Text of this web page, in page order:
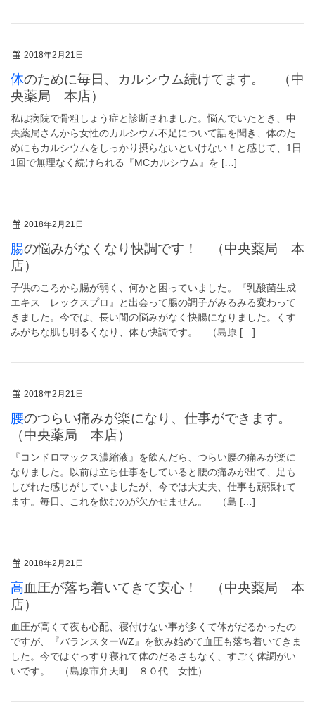
2018年2月21日
体のために毎日、カルシウム続けてます。 （中
央薬局 本店）
私は病院で骨粗しょう症と診断されました。悩んでいたとき、中
央薬局さんから女性のカルシウム不足について話を聞き、体のた
めにもカルシウムをしっかり摂らないといけない！と感じて、1日
1回で無理なく続けられる『MCカルシウム』を […]
2018年2月21日
腸の悩みがなくなり快調です！ （中央薬局 本
店）
子供のころから腸が弱く、何かと困っていました。『乳酸菌生成
エキス レックスプロ』と出会って腸の調子がみるみる変わって
きました。今では、長い間の悩みがなく快腸になりました。くす
みがちな肌も明るくなり、体も快調です。 （島原 […]
2018年2月21日
腰のつらい痛みが楽になり、仕事ができます。
（中央薬局 本店）
『コンドロマックス濃縮液』を飲んだら、つらい腰の痛みが楽に
なりました。以前は立ち仕事をしていると腰の痛みが出て、足も
しびれた感じがしていましたが、今では大丈夫、仕事も頑張れて
ます。毎日、これを飲むのが欠かせません。 （島 […]
2018年2月21日
高血圧が落ち着いてきて安心！ （中央薬局 本
店）
血圧が高くて夜も心配、寝付けない事が多くて体がだるかったの
ですが、『バランスターWZ』を飲み始めて血圧も落ち着いてきま
した。今ではぐっすり寝れて体のだるさもなく、すごく体調がい
いです。 （島原市弁天町 ８０代 女性）